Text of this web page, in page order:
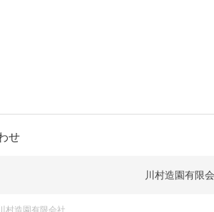
せ
川村造園有限
村造園有限会社